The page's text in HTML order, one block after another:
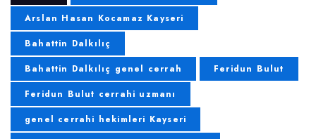
Arslan Hasan Kocamaz Kayseri
Bahattin Dalkılıç
Bahattin Dalkılıç genel cerrah
Feridun Bulut
Feridun Bulut cerrahi uzmanı
genel cerrahi hekimleri Kayseri